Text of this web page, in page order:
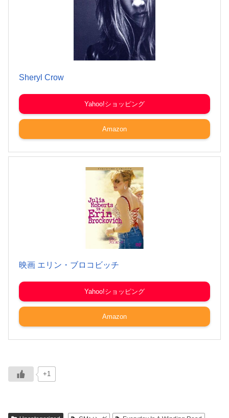
Sheryl Crow
Yahoo!ショッピング
Amazon
映画 エリン・ブロコビッチ
Yahoo!ショッピング
Amazon
+1